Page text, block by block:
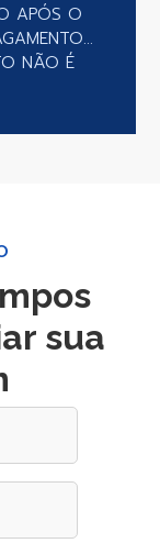
APÓS O
NÃO É
sua